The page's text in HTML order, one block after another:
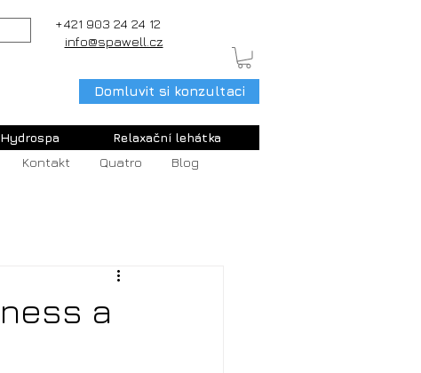
info@spawell.cz
+421 903 24 24 12
Domluvit si konzultaci
Hydrospa
Relaxační lehátka
Kontakt Quatro Blog
a